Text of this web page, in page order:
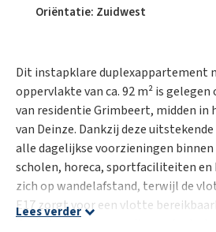
Oriëntatie: Zuidwest
Dit instapklare duplexappartement
oppervlakte van ca. 92 m² is gelegen
van residentie Grimbeert, midden in
van Deinze. Dankzij deze
alle dagelijkse voorzieningen
scholen, horeca, sportfaciliteiten
zich op wandelafstand, terwijl de
E17 zorgt voor een vlotte
Lees verder